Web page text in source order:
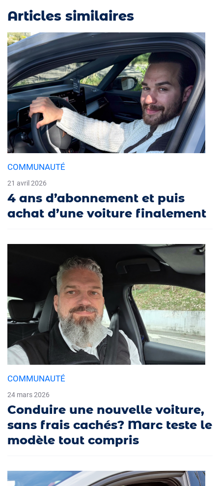
Articles similaires
COMMUNAUTÉ
21 avril 2026
4 ans d’abonnement et puis
achat d’une voiture finalement
COMMUNAUTÉ
24 mars 2026
Conduire une nouvelle voiture,
sans frais cachés? Marc teste le
modèle tout compris